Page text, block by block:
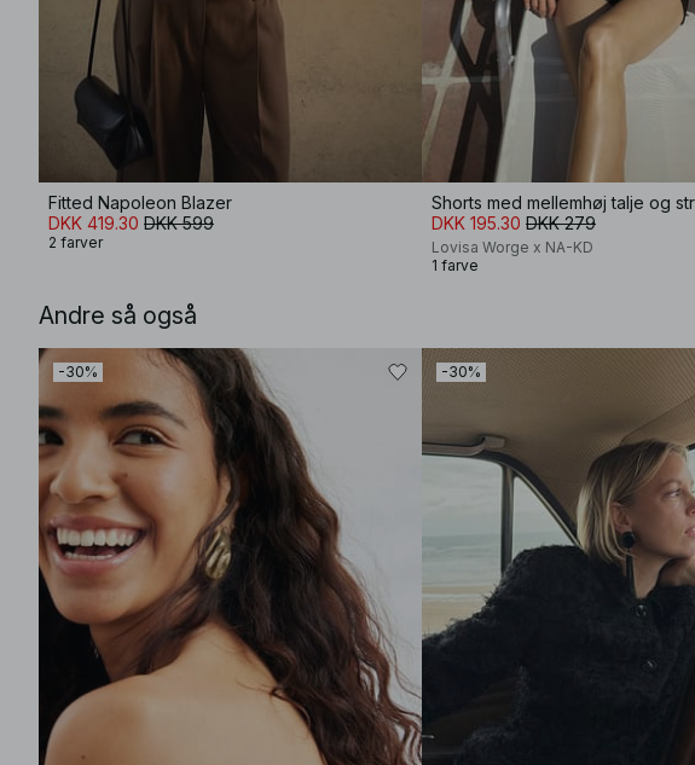
Fitted Napoleon Blazer
DKK 419.30 DKK 599
2 farver
DKK 195.30 DKK 279
Lovisa Worge x NA-KD
1 farve
Andre så også
-30% -30%